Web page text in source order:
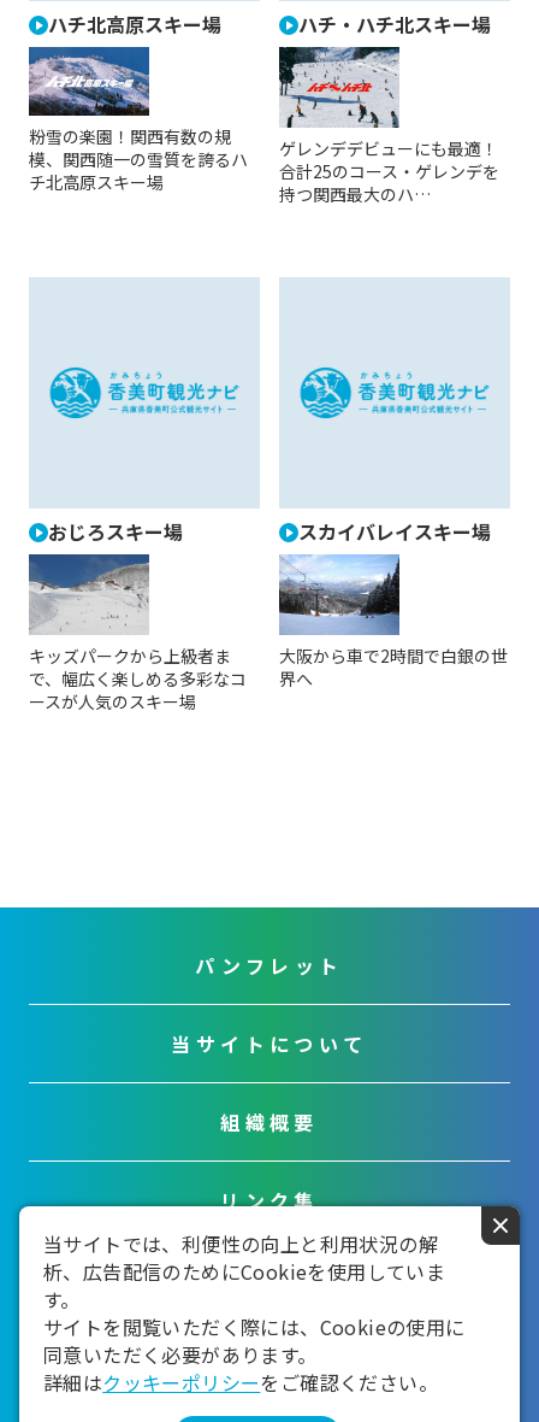
ハチ北高原スキー場
粉雪の楽園！関西有数の規
模、関西随一の雪質を誇るハ
チ北高原スキー場
ハチ・ハチ北スキー場
ゲレンデデビューにも最適！
合計25のコース・ゲレンデを
持つ関西最大のハ…
おじろスキー場
キッズパークから上級者ま
で、幅広く楽しめる多彩なコ
ースが人気のスキー場
スカイバレイスキー場
大阪から車で2時間で白銀の世
界へ
パンフレット
当サイトについて
組織概要
リンク集
お問い合わせ
当サイトでは、利便性の向上と利用状況の解
析、広告配信のためにCookieを使用していま
す。
サイトを閲覧いただく際には、Cookieの使用に
同意いただく必要があります。
詳細はクッキーポリシーをご確認ください。
×